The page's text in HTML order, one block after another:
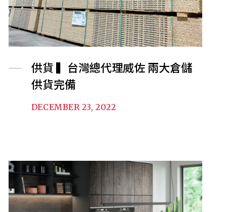
供貨 ▍台灣總代理威佐 兩大倉儲
供貨完備
DECEMBER 23, 2022